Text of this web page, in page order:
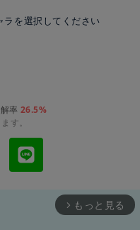
を選択してください
率 26.5%
す。
arrow_forward_ios もっと見る